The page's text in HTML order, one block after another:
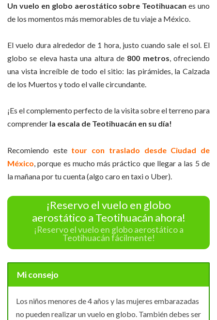
Un vuelo en globo aerostático sobre Teotihuacan es uno
de los momentos más memorables de tu viaje a México.
El vuelo dura alrededor de 1 hora, justo cuando sale el sol. El
globo se eleva hasta una altura de 800 metros, ofreciendo
una vista increíble de todo el sitio: las pirámides, la Calzada
de los Muertos y todo el valle circundante.
¡Es el complemento perfecto de la visita sobre el terreno para
comprender la escala de Teotihuacán en su día!
Recomiendo este tour con traslado desde Ciudad de
México, porque es mucho más práctico que llegar a las 5 de
la mañana por tu cuenta (algo caro en taxi o Uber).
¡Reservo el vuelo en globo
aerostático a Teotihuacán ahora!
¡Reservo el vuelo en globo aerostático a
Teotihuacán fácilmente!
Mi consejo
Los niños menores de 4 años y las mujeres embarazadas
no pueden realizar un vuelo en globo. También debes ser